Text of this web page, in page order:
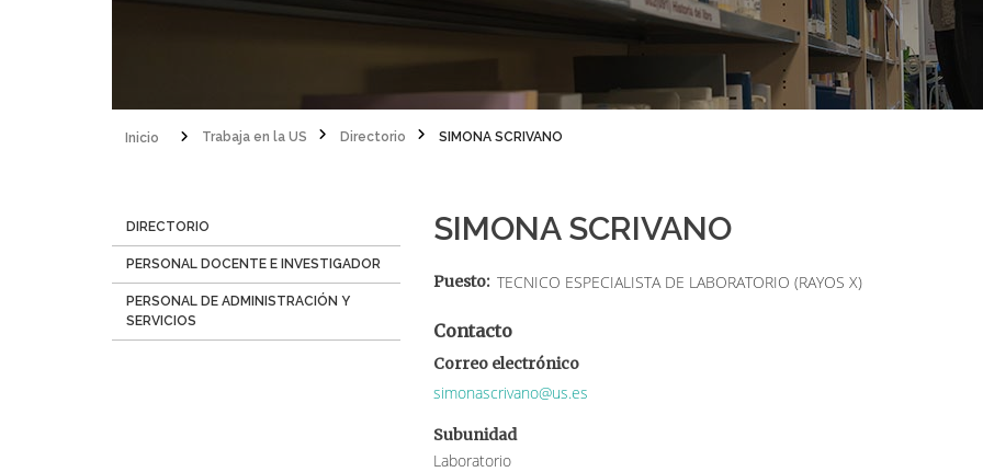
de
ayuda
a
Trabaja en la US
Directorio SIMONA SCRIVANO
SIMONA SCRIVANO
Puesto TECNICO ESPECIALISTA DE LABORATORIO (RAYOS X)
Contacto
Correo electrónico
simonascrivano@us.es
Subunidad
Laboratorio
Menú
Directorio
DIRECTORIO
PERSONAL DOCENTE E INVESTIGADOR
PERSONAL DE ADMINISTRACIÓN Y
SERVICIOS